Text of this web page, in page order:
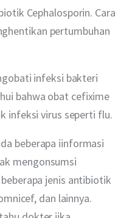
Cephalosporin. Cara
pertumbuhan
infeksi bakteri
bahwa obat cefixime
infeksi virus seperti flu.
beberapa iinformasi
mengonsumsi
jenis antibiotik
dan lainnya.